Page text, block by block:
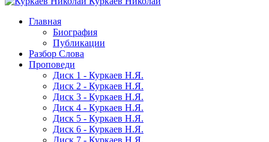
Главная
Биография
Публикации
Разбор Слова
Проповеди
Диск 1 - Куркаев Н.Я.
Диск 2 - Куркаев Н.Я.
Диск 3 - Куркаев Н.Я.
Диск 4 - Куркаев Н.Я.
Диск 5 - Куркаев Н.Я.
Диск 6 - Куркаев Н.Я.